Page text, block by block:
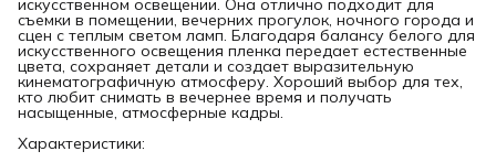
искусственном освещении. Она отлично подходит для
съемки в помещении, вечерних прогулок, ночного города и
сцен с теплым светом ламп. Благодаря балансу белого для
искусственного освещения пленка передает естественные
цвета, сохраняет детали и создает выразительную
кинематографичную атмосферу. Хороший выбор для тех,
кто любит снимать в вечернее время и получать
насыщенные, атмосферные кадры.
Характеристики: